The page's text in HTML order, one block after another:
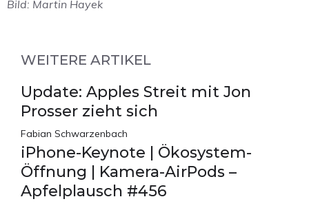
Bild: Martin Hayek
WEITERE ARTIKEL
Update: Apples Streit mit Jon
Prosser zieht sich
Fabian Schwarzenbach
iPhone-Keynote | Ökosystem-
Öffnung | Kamera-AirPods –
Apfelplausch #456